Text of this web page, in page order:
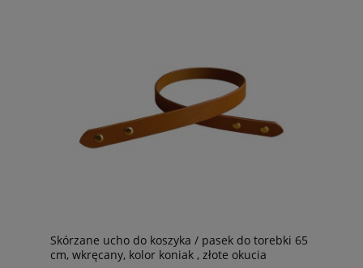
Skórzane ucho do koszyka / pasek do torebki 65
cm, wkręcany, kolor koniak , złote okucia